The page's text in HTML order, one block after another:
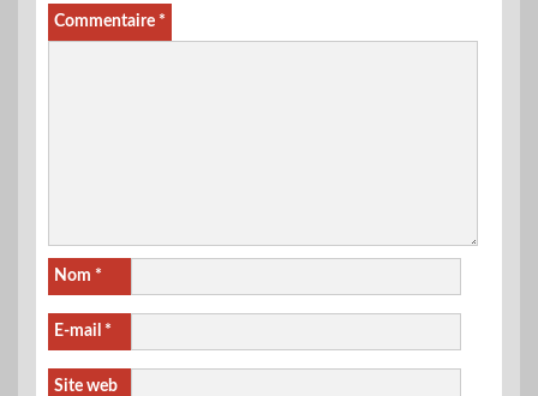
Commentaire *
Nom *
E-mail *
Site web